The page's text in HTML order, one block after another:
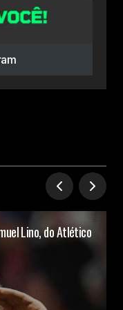
Lino, do Atlético